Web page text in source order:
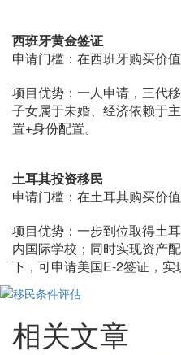
西班牙黄金签证
申请门槛：在西班牙购买价值
项目优势：一人申请，三代
子女属于未婚、经济依赖于
置+身份配置。
土耳其投资移民
申请门槛：在土耳其购买价
项目优势：一步到位取得土
内国际学校；同时实现资产
下，可申请美国E-2签证，实
相关文章